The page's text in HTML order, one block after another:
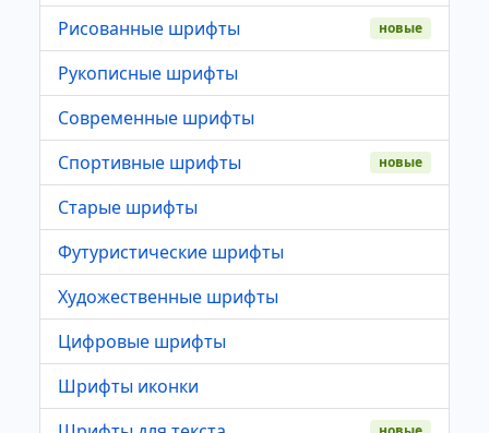
Рисованные шрифты
новые
Рукописные шрифты
Современные шрифты
Спортивные шрифты
новые
Старые шрифты
Футуристические шрифты
Художественные шрифты
Цифровые шрифты
Шрифты иконки